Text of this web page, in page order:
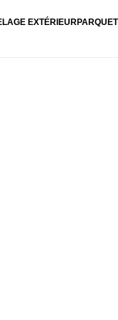
EXTÉRIEURPARQUET